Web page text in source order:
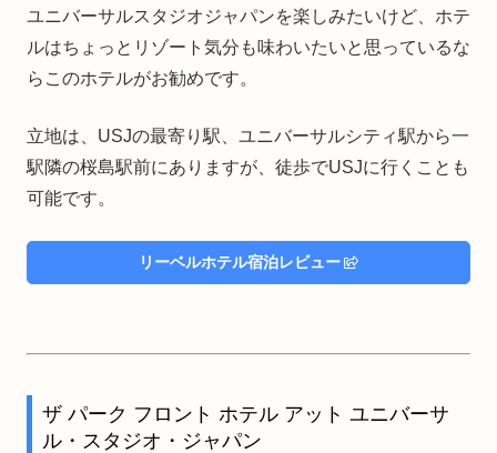
ユニバーサルスタジオジャパンを楽しみたいけど、ホテ
ルはちょっとリゾート気分も味わいたいと思っているな
らこのホテルがお勧めです。
立地は、USJの最寄り駅、ユニバーサルシティ駅から一
駅隣の桜島駅前にありますが、徒歩でUSJに行くことも
可能です。
リーベルホテル宿泊レビュー
ザ パーク フロント ホテル アット ユニバーサ
ル・スタジオ・ジャパン